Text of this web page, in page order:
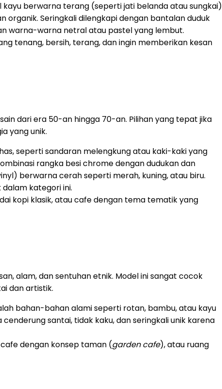
kayu berwarna terang (seperti jati belanda atau sungkai)
organik. Seringkali dilengkapi dengan bantalan duduk
warna-warna netral atau pastel yang lembut.
tenang, bersih, terang, dan ingin memberikan kesan
dari era 50-an hingga 70-an. Pilihan yang tepat jika
yang unik.
seperti sandaran melengkung atau kaki-kaki yang
rangka besi chrome dengan dudukan dan
berwarna cerah seperti merah, kuning, atau biru.
kategori ini.
kopi klasik, atau cafe dengan tema tematik yang
alam, dan sentuhan etnik. Model ini sangat cocok
dan artistik.
bahan-bahan alami seperti rotan, bambu, atau kayu
santai, tidak kaku, dan seringkali unik karena
dengan konsep taman (garden cafe), atau ruang